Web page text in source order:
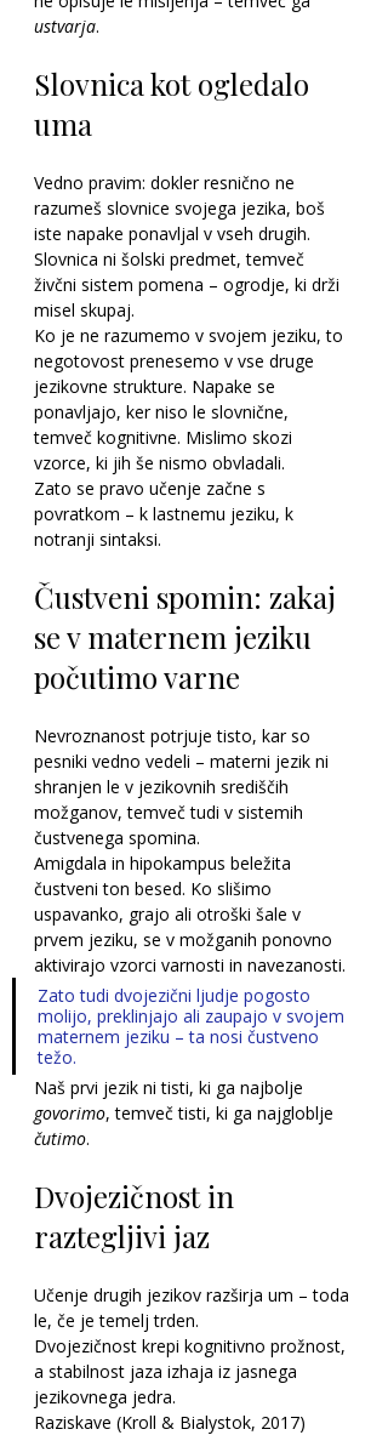
ustvarja.
Slovnica kot ogledalo
uma
Vedno pravim: dokler resnično ne
razumeš slovnice svojega jezika, boš
iste napake ponavljal v vseh drugih.
Slovnica ni šolski predmet, temveč
živčni sistem pomena – ogrodje, ki drži
misel skupaj.
Ko je ne razumemo v svojem jeziku, to
negotovost prenesemo v vse druge
jezikovne strukture. Napake se
ponavljajo, ker niso le slovnične,
temveč kognitivne. Mislimo skozi
vzorce, ki jih še nismo obvladali.
Zato se pravo učenje začne s
povratkom – k lastnemu jeziku, k
notranji sintaksi.
Čustveni spomin: zakaj
se v maternem jeziku
počutimo varne
Nevroznanost potrjuje tisto, kar so
pesniki vedno vedeli – materni jezik ni
shranjen le v jezikovnih središčih
možganov, temveč tudi v sistemih
čustvenega spomina.
Amigdala in hipokampus beležita
čustveni ton besed. Ko slišimo
uspavanko, grajo ali otroški šale v
prvem jeziku, se v možganih ponovno
aktivirajo vzorci varnosti in navezanosti.
Zato tudi dvojezični ljudje pogosto
molijo, preklinjajo ali zaupajo v svojem
maternem jeziku – ta nosi čustveno
težo.
Naš prvi jezik ni tisti, ki ga najbolje
govorimo, temveč tisti, ki ga najgloblje
čutimo.
Dvojezičnost in
raztegljivi jaz
Učenje drugih jezikov razširja um – toda
le, če je temelj trden.
Dvojezičnost krepi kognitivno prožnost,
a stabilnost jaza izhaja iz jasnega
jezikovnega jedra.
Raziskave (Kroll & Bialystok, 2017)